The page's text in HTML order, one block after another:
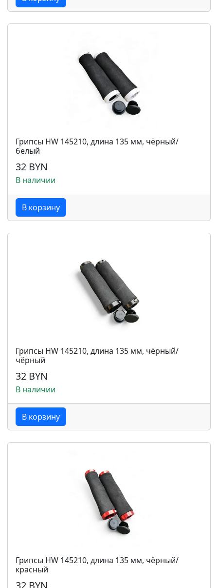
Грипсы HW 145210, длина 135 мм, чёрный/
белый
32 BYN
В наличии
В корзину
Грипсы HW 145210, длина 135 мм, чёрный/
чёрный
32 BYN
В наличии
В корзину
Грипсы HW 145210, длина 135 мм, чёрный/
красный
32 BYN